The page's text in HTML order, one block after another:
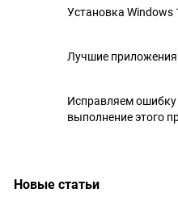
Установка Windows
Лучшие приложения
Исправляем
выполнение этого
Новые статьи